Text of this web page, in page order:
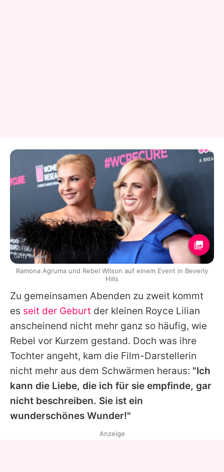
Zu gemeinsamen Abenden zu zweit kommt
es seit der Geburt der kleinen Royce Lilian
anscheinend nicht mehr ganz so häufig, wie
Rebel vor Kurzem gestand. Doch was ihre
Tochter angeht, kam die Film-Darstellerin
nicht mehr aus dem Schwärmen heraus: "Ich
kann die Liebe, die ich für sie empfinde, gar
nicht beschreiben. Sie ist ein
wunderschönes Wunder!"
Getty Images
Ramona Agruma und Rebel Wilson auf einem Event in Beverly
Hills
Anzeige